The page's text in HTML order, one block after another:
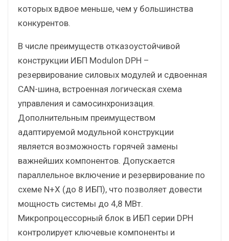
которых вдвое меньше, чем у большинства
конкурентов.
В числе преимуществ отказоустойчивой
конструкции ИБП Modulon DPH –
резервирование силовых модулей и сдвоенная
CAN-шина, встроенная логическая схема
управления и самосинхронизация.
Дополнительным преимуществом
адаптируемой модульной конструкции
является возможность горячей замены
важнейших компонентов. Допускается
параллельное включение и резервирование по
схеме N+X (до 8 ИБП), что позволяет довести
мощность системы до 4,8 МВт.
Микропроцессорный блок в ИБП серии DPH
контролирует ключевые компоненты и